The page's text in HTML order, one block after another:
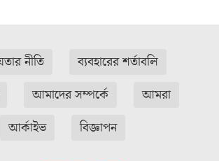
নীতি
ব্যবহারের শর্তাবলি
আমাদের সম্পর্কে
আমরা
আর্কাইভ
বিজ্ঞাপন